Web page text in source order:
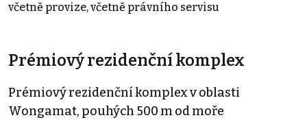
včetně provize, včetně právního servisu
Prémiový rezidenční komplex
Prémiový rezidenční komplex v oblasti
Wongamat, pouhých 500 m od moře